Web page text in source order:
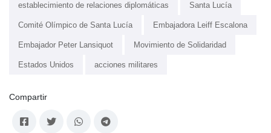
establecimiento de relaciones diplomáticas Santa Lucía
Comité Olímpico de Santa Lucía Embajadora Leiff Escalona
Embajador Peter Lansiquot Movimiento de Solidaridad
Estados Unidos acciones militares
Compartir